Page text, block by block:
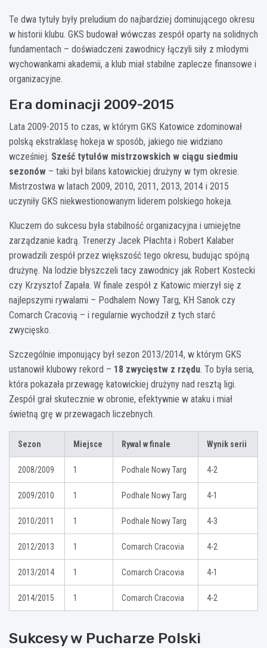
Te dwa tytuły były preludium do najbardziej dominującego okresu
w historii klubu. GKS budował wówczas zespół oparty na solidnych
fundamentach – doświadczeni zawodnicy łączyli siły z młodymi
wychowankami akademii, a klub miał stabilne zaplecze finansowe i
organizacyjne.
Era dominacji 2009-2015
Lata 2009-2015 to czas, w którym GKS Katowice zdominował
polską ekstraklasę hokeja w sposób, jakiego nie widziano
wcześniej. Sześć tytułów mistrzowskich w ciągu siedmiu
sezonów – taki był bilans katowickiej drużyny w tym okresie.
Mistrzostwa w latach 2009, 2010, 2011, 2013, 2014 i 2015
uczyniły GKS niekwestionowanym liderem polskiego hokeja.
Kluczem do sukcesu była stabilność organizacyjna i umiejętne
zarządzanie kadrą. Trenerzy Jacek Płachta i Robert Kalaber
prowadzili zespół przez większość tego okresu, budując spójną
drużynę. Na lodzie błyszczeli tacy zawodnicy jak Robert Kostecki
czy Krzysztof Zapała. W finale zespół z Katowic mierzył się z
najlepszymi rywalami – Podhalem Nowy Targ, KH Sanok czy
Comarch Cracovią – i regularnie wychodził z tych starć
zwycięsko.
Szczególnie imponujący był sezon 2013/2014, w którym GKS
ustanowił klubowy rekord – 18 zwycięstw z rzędu. To była seria,
która pokazała przewagę katowickiej drużyny nad resztą ligi.
Zespół grał skutecznie w obronie, efektywnie w ataku i miał
świetną grę w przewagach liczebnych.
Sezon Miejsce Rywal w finale Wynik serii
2008/2009 1 Podhale Nowy Targ 4-2
2009/2010 1 Podhale Nowy Targ 4-1
2010/2011 1 Podhale Nowy Targ 4-3
2012/2013 1 Comarch Cracovia 4-2
2013/2014 1 Comarch Cracovia 4-1
2014/2015 1 Comarch Cracovia 4-2
Sukcesy w Pucharze Polski